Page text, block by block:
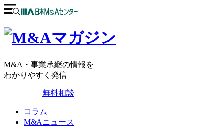
M&A・事業承継の情報を
わかりやすく発信
無料相談
コラム
M&Aニュース